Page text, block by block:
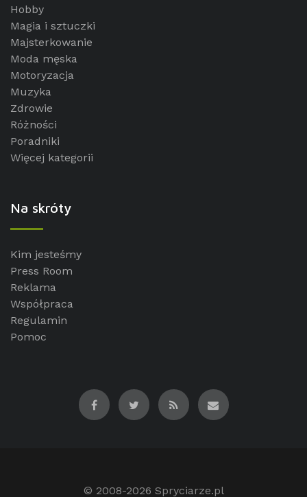
Hobby
Magia i sztuczki
Majsterkowanie
Moda męska
Motoryzacja
Muzyka
Zdrowie
Różności
Poradniki
Więcej kategorii
Na skróty
Kim jesteśmy
Press Room
Reklama
Współpraca
Regulamin
Pomoc
© 2008-2026 Spryciarze.pl